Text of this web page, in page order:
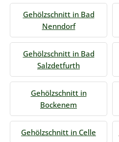
Gehölzschnitt in Bad
Nenndorf
Gehölzschnitt in Bad
Salzdetfurth
Gehölzschnitt in
Bockenem
Gehölzschnitt in Celle